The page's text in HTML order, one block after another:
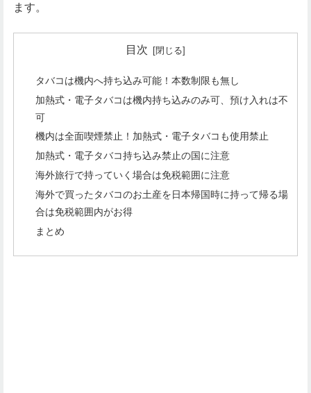
ます。
目次
タバコは機内へ持ち込み可能！本数制限も無し
加熱式・電子タバコは機内持ち込みのみ可、預け入れは不
可
機内は全面喫煙禁止！加熱式・電子タバコも使用禁止
加熱式・電子タバコ持ち込み禁止の国に注意
海外旅行で持っていく場合は免税範囲に注意
海外で買ったタバコのお土産を日本帰国時に持って帰る場
合は免税範囲内がお得
まとめ